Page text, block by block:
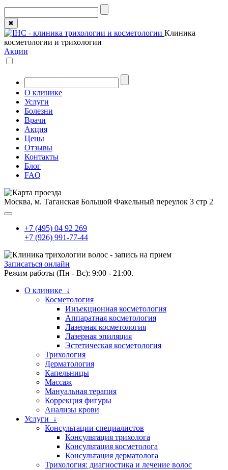
✖
Клиника
косметологии и трихологии
Акции
О клинике
Услуги
Болезни
Врачи
Акция
Цены
Отзывы
Контакты
Блог
FAQ
Москва, м. Таганская Большой Факельный переулок 3 стр 2
+7 (495) 04 92 269
+7 (926) 991-77-44
Записаться онлайн
Режим работы (Пн - Вс): 9:00 - 21:00.
О клинике ↓
Косметология
Инъекционная косметология
Аппаратная косметология
Лазерная косметология
Лазерная эпиляция
Эстетическая косметология
Трихология
Дерматология
Капельницы
Массаж
Мануальная терапия
Коррекция фигуры
Анализы крови
Услуги ↓
Консультации специалистов
Консультация трихолога
Консультация косметолога
Консультация дерматолога
Трихология: диагностика и лечение волос